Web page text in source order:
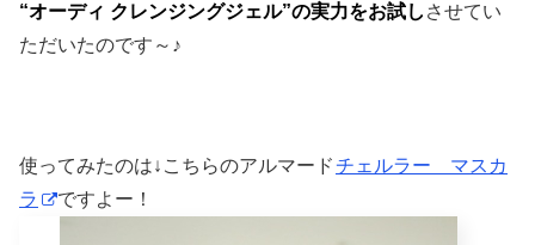
“オーディ クレンジングジェル”の実力をお試し させてい
ただいたのです～♪
使ってみたのは↓こちらのアルマードチェルラー マスカ
ラ
ですよー！